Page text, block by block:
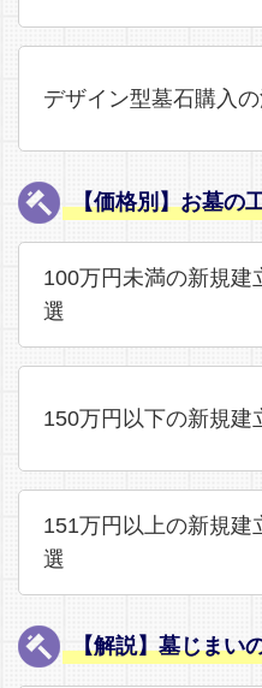
デザイン型墓石購入
【価格別】お墓の
100万円未満の新規建
選
150万円以下の新規建
151万円以上の新規建
選
【解説】墓じまい